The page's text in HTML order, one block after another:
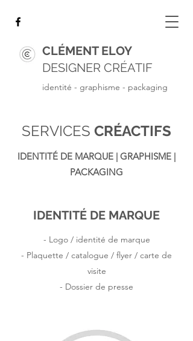
CLÉMENT ELOY
DESIGNER CRÉATIF
identité - graphisme - packaging
SERVICES CRÉACTIFS
IDENTITÉ DE MARQUE | GRAPHISME |
PACKAGING
IDENTITÉ DE MARQUE
- Logo / identité de marque
- Plaquette / catalogue / flyer / carte de
visite
- Dossier de presse